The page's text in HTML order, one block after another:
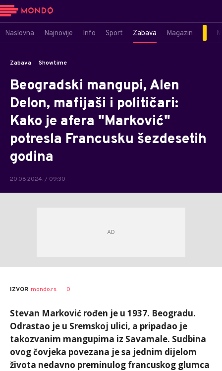
Naslovna Najnovije Info Sport Zabava Magazin
Zabava Showtime
Beogradski mangupi, Alen
Delon, mafijaši i političari:
Kako je afera "Marković"
potresla Francusku šezdesetih
godina
20.08.2024. / 09:30
IZVOR mondo.rs 0
Stevan Marković rođen je u 1937. Beogradu.
Odrastao je u Sremskoj ulici, a pripadao je
takozvanim mangupima iz Savamale. Sudbina
ovog čovjeka povezana je sa jednim dijelom
života nedavno preminulog francuskog glumca